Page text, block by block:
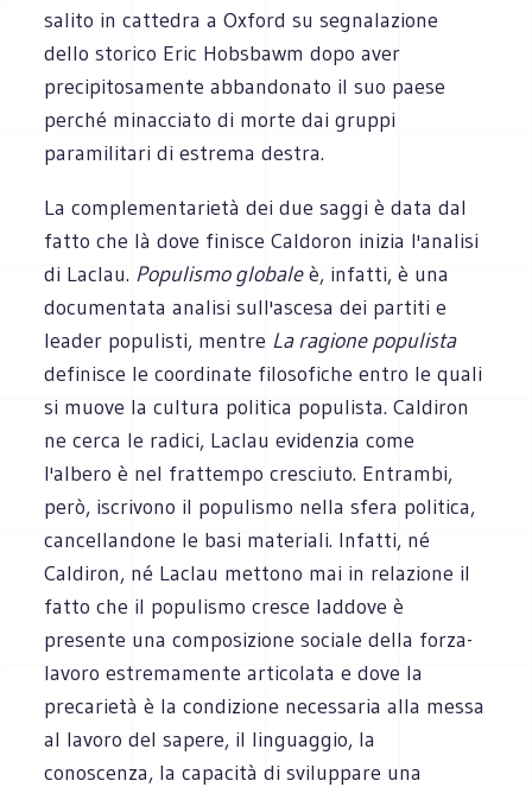
salito in cattedra a Oxford su segnalazione
dello storico Eric Hobsbawm dopo aver
precipitosamente abbandonato il suo paese
perché minacciato di morte dai gruppi
paramilitari di estrema destra.
La complementarietà dei due saggi è data dal
fatto che là dove finisce Caldoron inizia l'analisi
di Laclau. Populismo globaleè, infatti, è una
documentata analisi sull'ascesa dei partiti e
leader populisti, mentre La ragione populista
definisce le coordinate filosofiche entro le quali
si muove la cultura politica populista. Caldiron
ne cerca le radici, Laclau evidenzia come
l'albero è nel frattempo cresciuto. Entrambi,
però, iscrivono il populismo nella sfera politica,
cancellandone le basi materiali. Infatti, né
Caldiron, né Laclau mettono mai in relazione il
fatto che il populismo cresce laddove è
presente una composizione sociale della forza-
lavoro estremamente articolata e dove la
precarietà è la condizione necessaria alla messa
al lavoro del sapere, il linguaggio, la
conoscenza, la capacità di sviluppare una